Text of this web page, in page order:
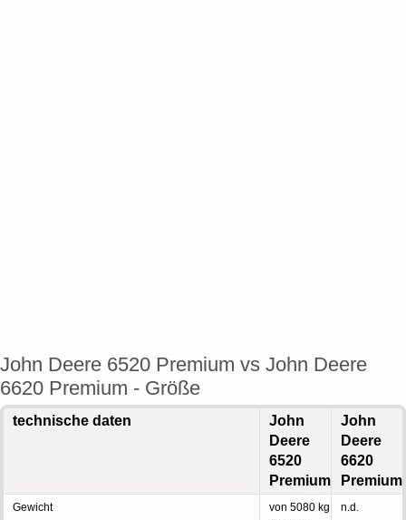
John Deere 6520 Premium vs John Deere
6620 Premium - Größe
technische daten
John
Deere
6520
Premium
John
Deere
6620
Premium
Gewicht
von 5080 kg
n.d.